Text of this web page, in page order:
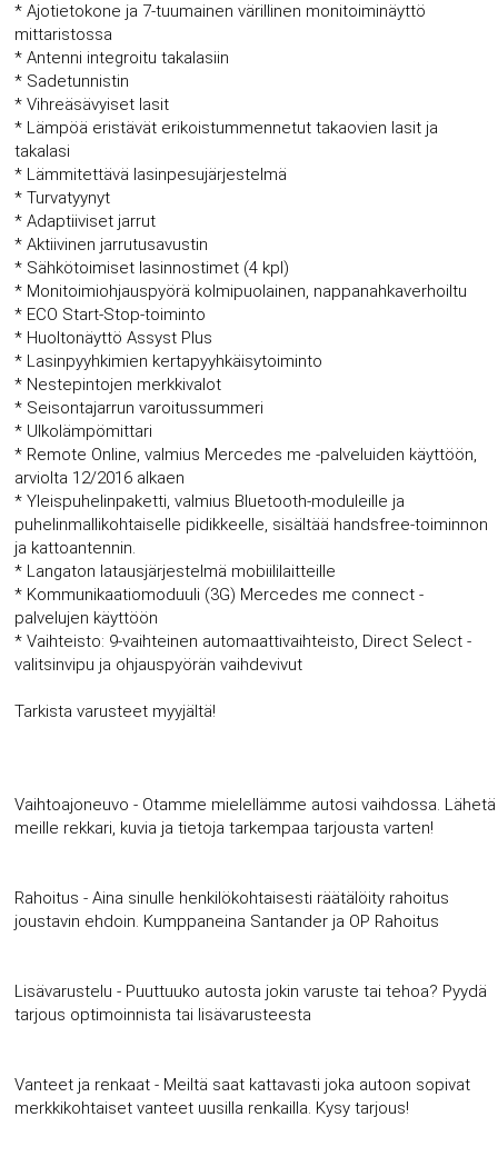
* Ajotietokone ja 7-tuumainen värillinen monitoiminäyttö
mittaristossa
* Antenni integroitu takalasiin
* Sadetunnistin
* Vihreäsävyiset lasit
* Lämpöä eristävät erikoistummennetut takaovien lasit ja
takalasi
* Lämmitettävä lasinpesujärjestelmä
* Turvatyynyt
* Adaptiiviset jarrut
* Aktiivinen jarrutusavustin
* Sähkötoimiset lasinnostimet (4 kpl)
* Monitoimiohjauspyörä kolmipuolainen, nappanahkaverhoiltu
* ECO Start-Stop-toiminto
* Huoltonäyttö Assyst Plus
* Lasinpyyhkimien kertapyyhkäisytoiminto
* Nestepintojen merkkivalot
* Seisontajarrun varoitussummeri
* Ulkolämpömittari
* Remote Online, valmius Mercedes me -palveluiden käyttöön,
arviolta 12/2016 alkaen
* Yleispuhelinpaketti, valmius Bluetooth-moduleille ja
puhelinmallikohtaiselle pidikkeelle, sisältää handsfree-toiminnon
ja kattoantennin.
* Langaton latausjärjestelmä mobiililaitteille
* Kommunikaatiomoduuli (3G) Mercedes me connect -
palvelujen käyttöön
* Vaihteisto: 9-vaihteinen automaattivaihteisto, Direct Select -
valitsinvipu ja ohjauspyörän vaihdevivut
Tarkista varusteet myyjältä!
Vaihtoajoneuvo - Otamme mielellämme autosi vaihdossa. Lähetä
meille rekkari, kuvia ja tietoja tarkempaa tarjousta varten!
Rahoitus - Aina sinulle henkilökohtaisesti räätälöity rahoitus
joustavin ehdoin. Kumppaneina Santander ja OP Rahoitus
Lisävarustelu - Puuttuuko autosta jokin varuste tai tehoa? Pyydä
tarjous optimoinnista tai lisävarusteesta
Vanteet ja renkaat - Meiltä saat kattavasti joka autoon sopivat
merkkikohtaiset vanteet uusilla renkailla. Kysy tarjous!